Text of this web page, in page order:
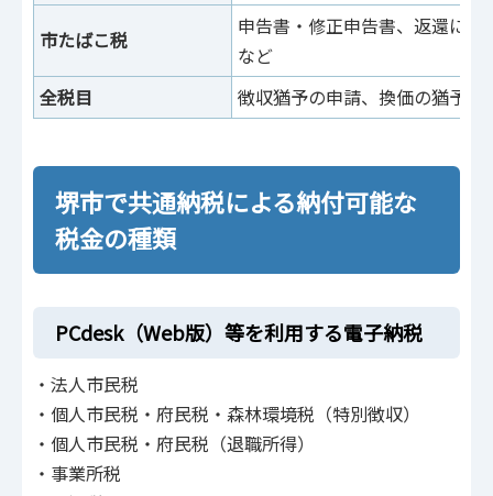
市たばこ税
申告書・修正申告書、返還に
など
全税目
徴収猶予の申請、換価の猶予
堺市で共通納税による納付可能な
税金の種類
PCdesk（Web版）等を利用する電子納税
・法人市民税
・個人市民税・府民税・森林環境税（特別徴収）
・個人市民税・府民税（退職所得）
・事業所税